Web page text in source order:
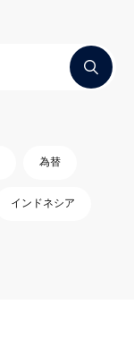
為替
インドネシア